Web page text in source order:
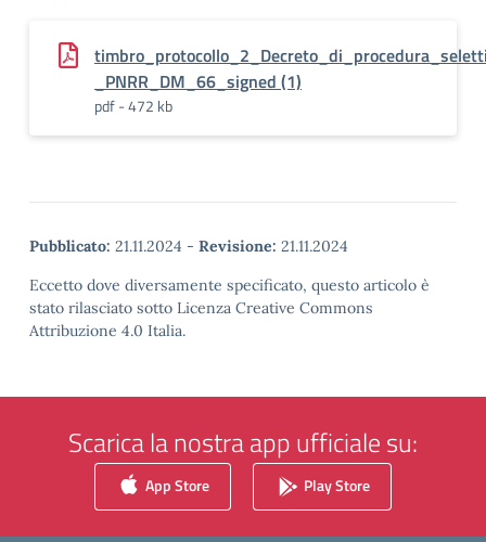
_PNRR_DM_66_signed (1)
pdf - 472 kb
Pubblicato: 21.11.2024 - Revisione: 21.11.2024
Eccetto dove diversamente specificato, questo articolo è
stato rilasciato sotto Licenza Creative Commons
Attribuzione 4.0 Italia.
Scarica la nostra app ufficiale su:
App Store Play Store